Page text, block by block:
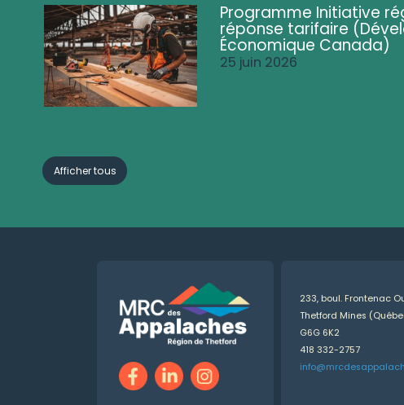
Programme Initiative
réponse tarifaire
Économique Canada)
25 juin 2026
Afficher tous
233, boul. Frontenac
Thetford Mines
G6G 6K2
418 332-2757